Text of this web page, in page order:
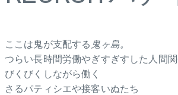
ここは鬼が支配する 鬼ヶ島。
つらい長時間労働やぎすぎすした人間
びくびくしながら働く
さるパティシエや接客いぬたち